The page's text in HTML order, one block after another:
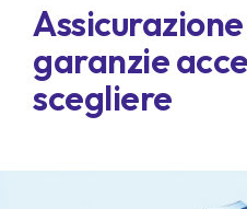
garanzie
scegliere